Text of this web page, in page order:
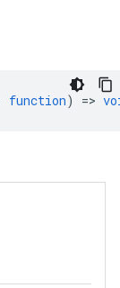
function) =>